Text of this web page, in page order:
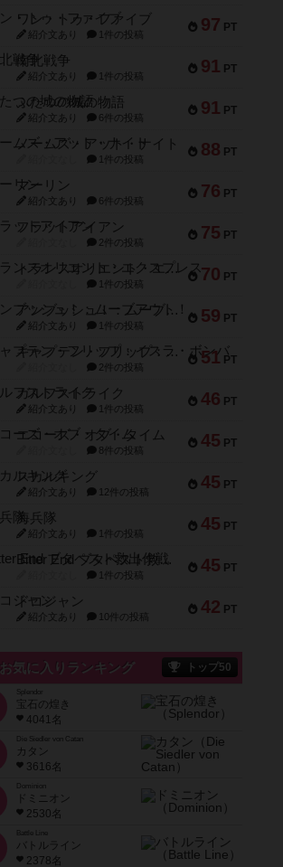
97 PT
ワン・トゥ・ファイブ
紹介文あり 1件の投稿
91 PT
南北戦争
紹介文あり 1件の投稿
91 PT
ふたつの城の物語
紹介文あり 6件の投稿
88 PT
ノームズ・アット・ナイト
1件の投稿
76 PT
マーリン
紹介文あり 6件の投稿
75 PT
フラットアイアン
2件の投稿
70 PT
トランスオリエント・エクスプレス
1件の投稿
59 PT
アンブッシュ！：ムーブアウト！
紹介文あり 1件の投稿
51 PT
キャプテン・フリップ：イスラ・ボンバ
2件の投稿
46 PT
ガルフストライク
紹介文あり 1件の投稿
45 PT
エコーズ・オブ・タイム
8件の投稿
45 PT
スカルキング
紹介文あり 12件の投稿
45 PT
海兵隊
紹介文あり 1件の投稿
45 PT
Bitter End ブタペスト救出作戦
1件の投稿
42 PT
ドコジャン
紹介文あり 10件の投稿
お気に入りランキング トップ50
宝石の煌き
4041名
Die Siedler von Catan
カタン
3616名
ドミニオン
2530名
Battle Line
バトルライン
2378名